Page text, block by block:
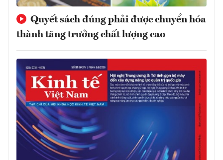
Quyết sách đúng phải được chuyển hóa
thành tăng trưởng chất lượng cao